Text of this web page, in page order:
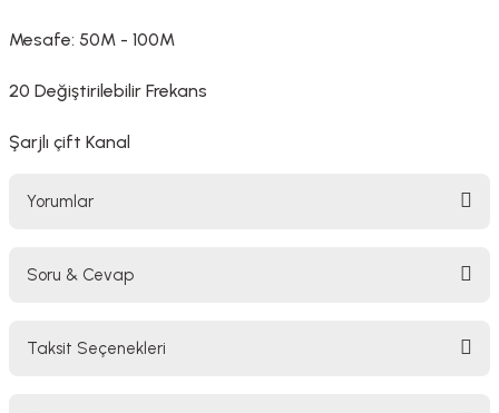
Mesafe: 50M - 100M
20 Değiştirilebilir Frekans
Şarjlı çift Kanal
Yorumlar
Soru & Cevap
Taksit Seçenekleri